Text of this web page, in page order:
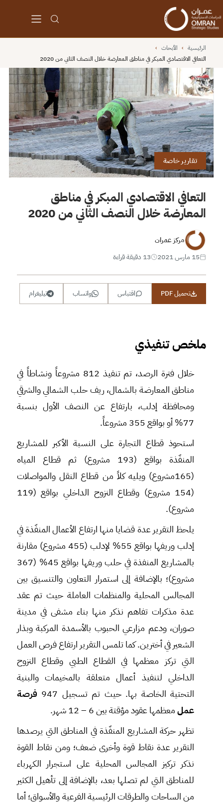
الرئيسية › الأبحاث ›
التعافي الاقتصادي المبكر في مناطق المعارضة خلال النصف الثاني من 2020
تقارير خاصة
التعافي الاقتصادي المبكر في مناطق
المعارضة خلال النصف الثاني من 2020
مركز عمران
15 مارس 2021
13 دقيقة قراءة
تحميل PDF اقتباس واتساب تيليغرام
ملخص تنفيذي
خلال فترة الرصد، تم تنفيذ 812 مشروعاً ونشاطاً في
مناطق المعارضة بالشمال، ريف حلب الشمالي والشرقي
ومحافظة إدلب، بارتفاع عن النصف الأول بنسبة
77% أو بواقع 355 مشروعاً.
استحوذ قطاع التجارة على النسبة الأكبر للمشاريع
المنفّذة بواقع (193 مشروع) ثم قطاع المياه
(165مشروع) ويليه كلاً من قطاع النقل والمواصلات
(154 مشروع) وقطاع النزوح الداخلي بواقع (119
مشروع).
يلحظ التقرير عدة قضايا منها ارتفاع الأعمال المنفّذة في
إدلب وريفها بواقع 55% لإدلب (455 مشروع) مقارنة
بالمشاريع المنفذة في حلب وريفها بواقع 45% (367
مشروع)؛ بالإضافة إلى استمرار التعاون والتنسيق بين
المجالس المحلية والمنظمات العاملة حيث تم عقد
عدة مذكرات تفاهم نذكر منها بناء مشفى في مدينة
صوران، ودعم مزارعي الحبوب بالأسمدة المركبة وبذار
الشعير في أخترين. كما تلمس التقرير ارتفاع فرص العمل
التي تركز معظمها في القطاع الطبي وقطاع النزوح
الداخلي لتنفيذ أعمال متعلقة بالمخيمات والبنية
التحتية الخاصة بها. حيث تم تسجيل 947
فرصة
عملمعظمها عقود مؤقتة بين 6 – 12 شهر.
تظهر حركة المشاريع المنفّذة في المناطق التي يرصدها
التقرير عدة نقاط قوة وأخرى ضعف؛ ومن نقاط القوة
نذكر تركيز المجالس المحلية على استجرار الكهرباء
للمناطق التي لم تصلها بعد، بالإضافة إلى تأهيل الكثير
من الساحات والطرقات الرئيسية الفرعية والأسواق؛ أما